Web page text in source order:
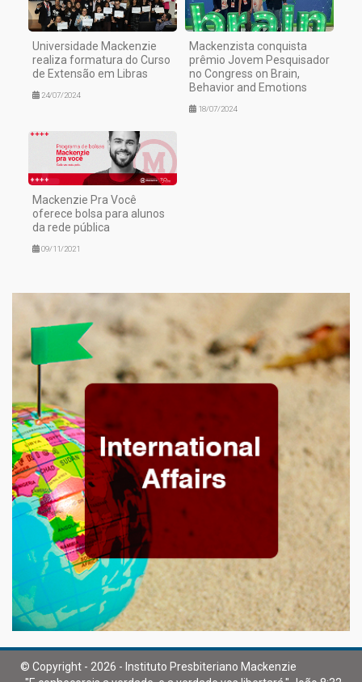
Universidade Mackenzie
realiza formatura do Curso
de Extensão em Libras
24/07/2024
Mackenzista conquista
prêmio Jovem Pesquisador
no Congress on Brain,
Behavior and Emotions
18/07/2024
Mackenzie Pra Você
oferece bolsa para alunos
da rede pública
09/11/2021
© Copyright - 2026 - Instituto Presbiteriano Mackenzie